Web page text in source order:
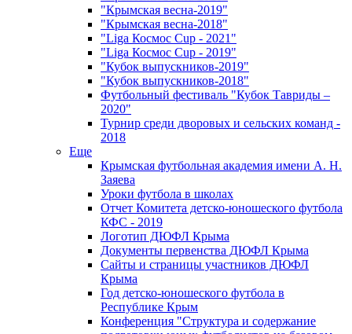
"Крымская весна-2019"
"Крымская весна-2018"
"Liga Космос Cup - 2021"
"Liga Космос Cup - 2019"
"Кубок выпускников-2019"
"Кубок выпускников-2018"
Футбольный фестиваль "Кубок Тавриды –
2020"
Турнир среди дворовых и сельских команд -
2018
Еще
Крымская футбольная академия имени А. Н.
Заяева
Уроки футбола в школах
Отчет Комитета детско-юношеского футбола
КФС - 2019
Логотип ДЮФЛ Крыма
Документы первенства ДЮФЛ Крыма
Сайты и страницы участников ДЮФЛ
Крыма
Год детско-юношеского футбола в
Республике Крым
Конференция "Структура и содержание